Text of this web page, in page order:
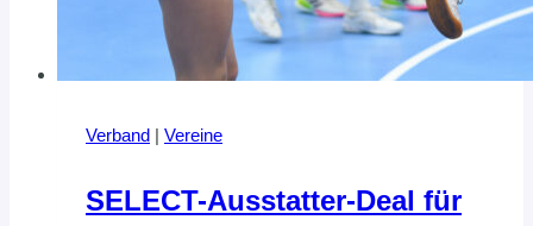
Verband | Vereine
SELECT-Ausstatter-Deal für